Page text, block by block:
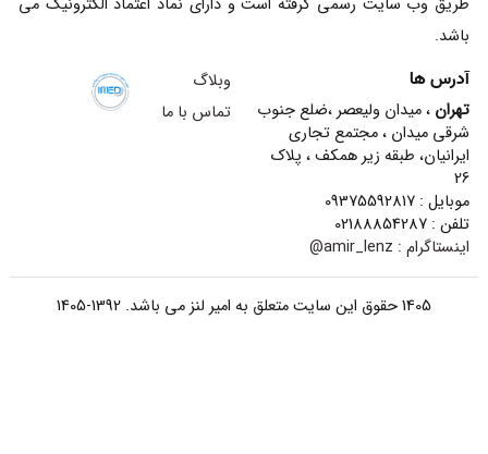
طریق وب سایت رسمی گرفته است و دارای نماد اعتماد الکترونیک می
باشد.
آدرس ها
تهران ، میدان ولیعصر ،ضلع جنوب
شرقی میدان ، مجتمع تجاری
ایرانیان، طبقه زیر همکف ، پلاک
26
موبایل : 09375592817
تلفن : 02188854287
اینستاگرام : amir_lenz@
وبلاگ
تماس با ما
1405 حقوق این سایت متعلق به امیر لنز می باشد. 1392-1405